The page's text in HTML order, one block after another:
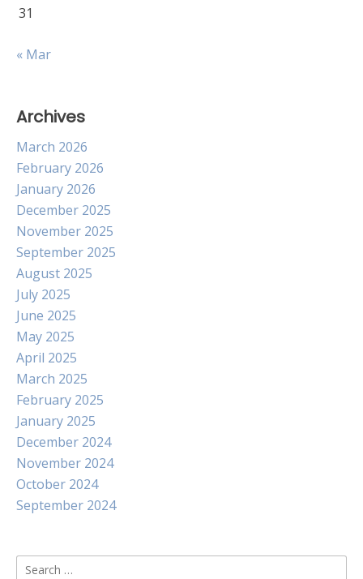
31
« Mar
Archives
March 2026
February 2026
January 2026
December 2025
November 2025
September 2025
August 2025
July 2025
June 2025
May 2025
April 2025
March 2025
February 2025
January 2025
December 2024
November 2024
October 2024
September 2024
Search